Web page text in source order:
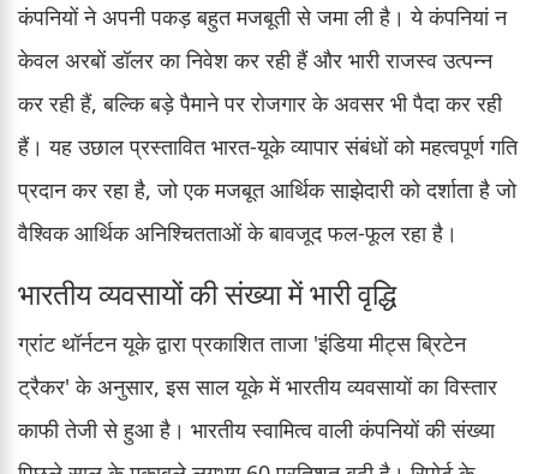
कंपनियों ने अपनी पकड़ बहुत मजबूती से जमा ली है। ये कंपनियां न
केवल अरबों डॉलर का निवेश कर रही हैं और भारी राजस्व उत्पन्न
कर रही हैं, बल्कि बड़े पैमाने पर रोजगार के अवसर भी पैदा कर रही
हैं। यह उछाल प्रस्तावित भारत-यूके व्यापार संबंधों को महत्वपूर्ण गति
प्रदान कर रहा है, जो एक मजबूत आर्थिक साझेदारी को दर्शाता है जो
वैश्विक आर्थिक अनिश्चितताओं के बावजूद फल-फूल रहा है।
भारतीय व्यवसायों की संख्या में भारी वृद्धि
ग्रांट थॉर्नटन यूके द्वारा प्रकाशित ताजा 'इंडिया मीट्स ब्रिटेन
ट्रैकर' के अनुसार, इस साल यूके में भारतीय व्यवसायों का विस्तार
काफी तेजी से हुआ है। भारतीय स्वामित्व वाली कंपनियों की संख्या